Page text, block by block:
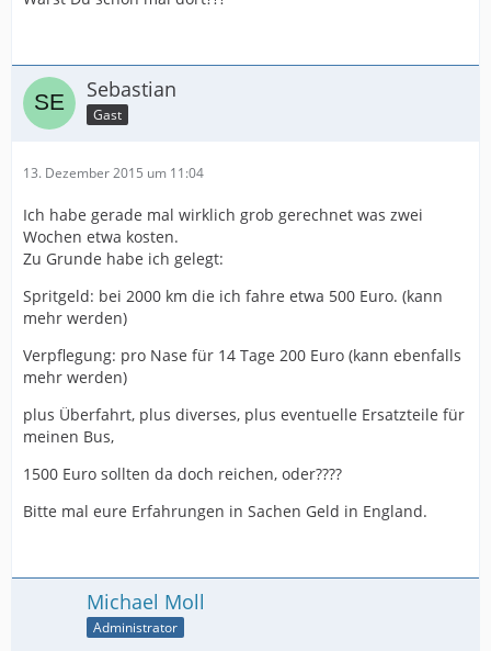
Sebastian
Gast
13. Dezember 2015 um 11:04
Ich habe gerade mal wirklich grob gerechnet was zwei
Wochen etwa kosten.
Zu Grunde habe ich gelegt:
Spritgeld: bei 2000 km die ich fahre etwa 500 Euro. (kann
mehr werden)
Verpflegung: pro Nase für 14 Tage 200 Euro (kann ebenfalls
mehr werden)
plus Überfahrt, plus diverses, plus eventuelle Ersatzteile für
meinen Bus,
1500 Euro sollten da doch reichen, oder????
Bitte mal eure Erfahrungen in Sachen Geld in England.
Michael Moll
Administrator